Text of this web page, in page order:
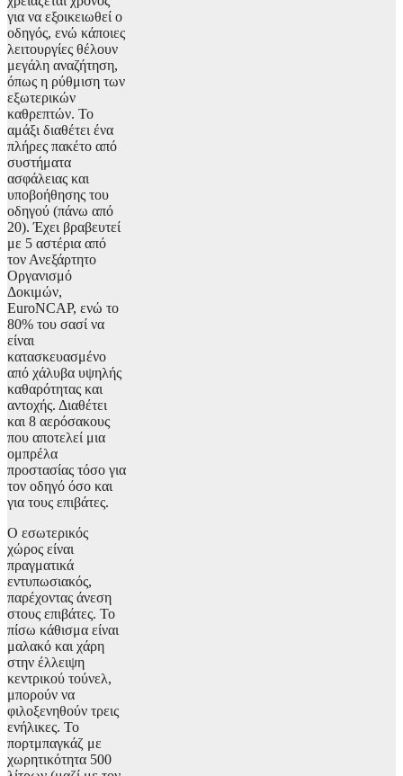
για να εξοικειωθεί ο
οδηγός, ενώ κάποιες
λειτουργίες θέλουν
μεγάλη αναζήτηση,
όπως η ρύθμιση των
εξωτερικών
καθρεπτών. Το
αμάξι διαθέτει ένα
πλήρες πακέτο από
συστήματα
ασφάλειας και
υποβοήθησης του
οδηγού (πάνω από
20). Έχει βραβευτεί
με 5 αστέρια από
τον Ανεξάρτητο
Οργανισμό
Δοκιμών,
EuroNCAP, ενώ το
80% του σασί να
είναι
κατασκευασμένο
από χάλυβα υψηλής
καθαρότητας και
αντοχής. Διαθέτει
και 8 αερόσακους
που αποτελεί μια
ομπρέλα
προστασίας τόσο για
τον οδηγό όσο και
για τους επιβάτες.
Ο εσωτερικός
χώρος είναι
πραγματικά
εντυπωσιακός,
παρέχοντας άνεση
στους επιβάτες. Το
πίσω κάθισμα είναι
μαλακό και χάρη
στην έλλειψη
κεντρικού τούνελ,
μπορούν να
φιλοξενηθούν τρεις
ενήλικες. Το
πορτμπαγκάζ με
χωρητικότητα 500